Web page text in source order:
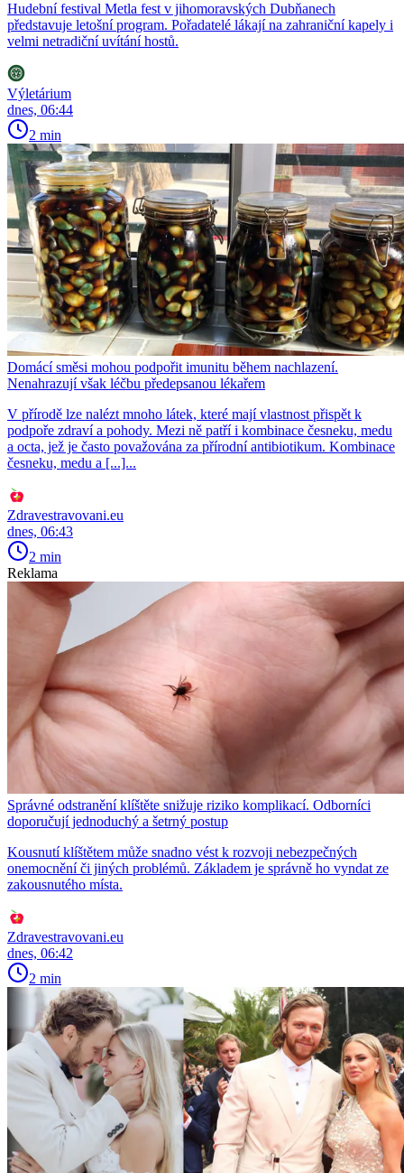
Hudební festival Metla fest v jihomoravských Dubňanech
představuje letošní program. Pořadatelé lákají na zahraniční kapely i
velmi netradiční uvítání hostů.
Výletárium
dnes, 06:44
2 min
Domácí směsi mohou podpořit imunitu během nachlazení.
Nenahrazují však léčbu předepsanou lékařem
V přírodě lze nalézt mnoho látek, které mají vlastnost přispět k
podpoře zdraví a pohody. Mezi ně patří i kombinace česneku, medu
a octa, jež je často považována za přírodní antibiotikum. Kombinace
česneku, medu a [...]...
Zdravestravovani.eu
dnes, 06:43
2 min
Reklama
Správné odstranění klíštěte snižuje riziko komplikací. Odborníci
doporučují jednoduchý a šetrný postup
Kousnutí klíštětem může snadno vést k rozvoji nebezpečných
onemocnění či jiných problémů. Základem je správně ho vyndat ze
zakousnutého místa.
Zdravestravovani.eu
dnes, 06:42
2 min